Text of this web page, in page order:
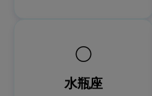
🌕
水瓶座